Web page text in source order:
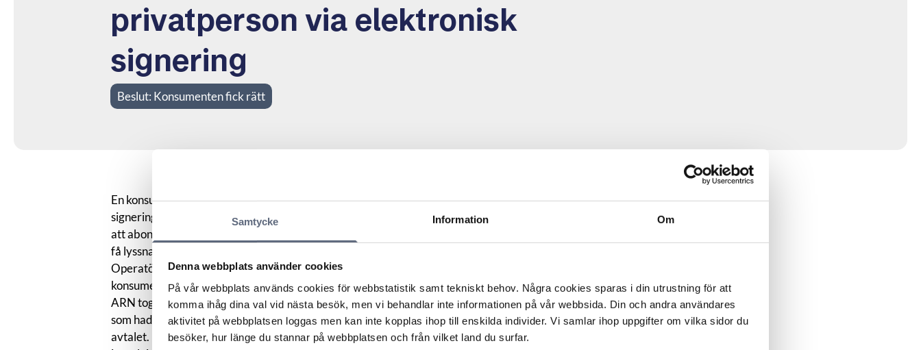
Samtycke Information Om
Denna webbplats använder cookies
På vår webbplats används cookies för webbstatistik samt tekniskt behov. Några cookies sparas i din utrustning för att
komma ihåg dina val vid nästa besök, men vi behandlar inte informationen på vår webbsida. Din och andra användares
aktivitet på webbplatsen loggas men kan inte kopplas ihop till enskilda individer. Vi samlar ihop uppgifter om vilka sidor du
besöker, hur länge du stannar på webbplatsen och från vilket land du surfar.
privatperson via elektronisk
signering
Beslut: Konsumenten fick rätt
En konsument ingick ett avtal med en operatör per telefon med efterföljande elektronisk
signering. Operatören påstod att det gällde ett företagsabonnemang men konsumenten menade
att abonnemanget är privat och enbart används för privatsamtal. Konsumenten hade bett om att
få lyssna på ljudfilen från avtalstillfället men fick inte det.
Operatören hänvisade till att avtalet hade slutits skriftligen och att avtalet var registrerat på
konsumentens enskilda firma och att det därför inte fanns någon rätt att ångra avtalet.
ARN tog först ställning till om konsumenten hade agerat i egenskap av näringsidkare. I det avtal
som hade tecknats med elektronisk signatur stod konsumentens enskilda firma som part till
avtalet. Men de fakturor som rörde avtalet var belagda med moms och vidare saknades det en